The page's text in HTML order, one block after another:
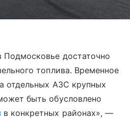
достаточно
топлива. Временное
отдельных АЗС крупных
быть обусловлено
в конкретных районах», —